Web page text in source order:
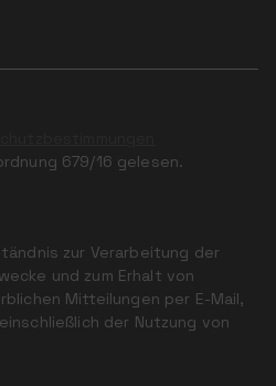
679/16 gelesen.
zur Verarbeitung der
und zum Erhalt von
Mitteilungen per E-Mail,
der Nutzung von